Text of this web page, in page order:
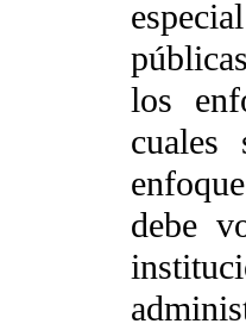
los
cuales
debe